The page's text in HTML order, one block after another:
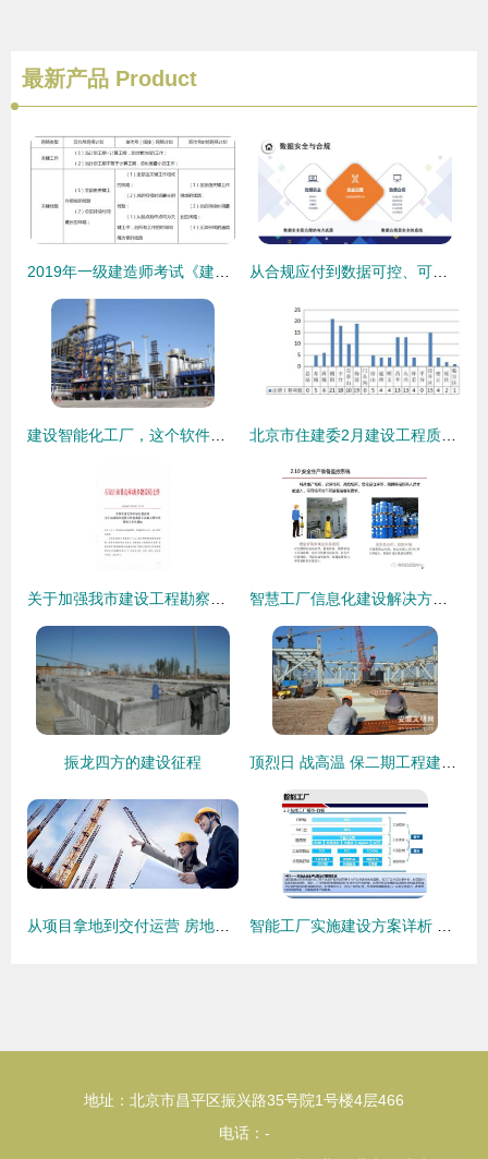
最新产品 Product
振龙四方的建设征程
地址：北京市昌平区振兴路35号院1号楼4层466
电话：-